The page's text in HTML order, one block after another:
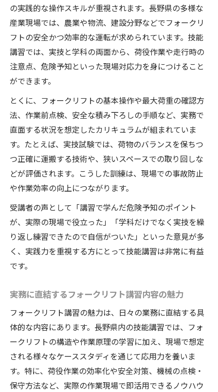
の実践的な操作スキルが重視されます。長野県の多様な
産業現場では、農業や物流、建設分野などでフォークリ
フトの安全かつ効率的な運転が求められています。技能
講習では、実技と学科の両面から、荷役作業や走行時の
注意点、危険予知といった現場対応力を身につけること
ができます。
とくに、フォークリフトの基本操作や最大荷重の確認方
法、作業前点検、安全な積み下ろしの手順など、実務で
直面する状況を想定したカリキュラムが組まれていま
す。たとえば、実技試験では、荷物のバランスを保ちつ
つ正確に運搬する技術や、狭いスペースでの取り回しな
どが評価されます。こうした訓練は、現場での事故防止
や作業効率の向上につながります。
受講者の声として「講習で学んだ危険予知のポイント
が、実際の現場で役立った」「学科だけでなく実技を繰
り返し練習できたので自信がついた」といった意見が多
く、実践力を重視する方にとって技能講習は非常に有益
です。
実務に直結するフォークリフト講習内容の魅力
フォークリフト講習の魅力は、日々の業務に直結する具
体的な内容にあります。長野県内の技能講習では、フォ
ークリフトの構造や作業原理の学習に加え、現場で想定
される様々なケーススタディを通じて応用力を養いま
す。特に、荷役作業の効率化や安全対策、機械の点検・
保守方法など、実際の作業現場で即活用できるノウハウ